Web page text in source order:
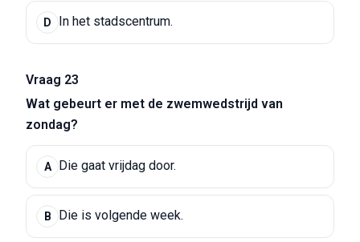
D In het stadscentrum.
Vraag 23
Wat gebeurt er met de zwemwedstrijd van
zondag?
A Die gaat vrijdag door.
B Die is volgende week.